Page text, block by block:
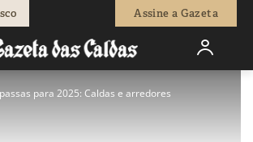
Assine a Gazeta
para 2025: Caldas e arredores